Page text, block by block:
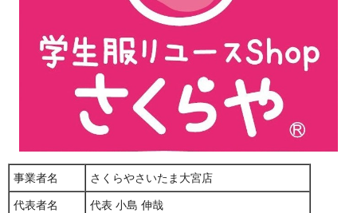
事業者名 さくらやさいたま大宮店
代表者名 代表 小島 伸哉